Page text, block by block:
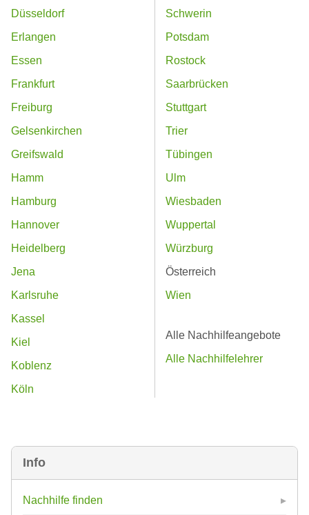
Info
Nachhilfe finden
Düsseldorf
Erlangen
Essen
Frankfurt
Freiburg
Gelsenkirchen
Greifswald
Hamm
Hamburg
Hannover
Heidelberg
Jena
Karlsruhe
Kassel
Kiel
Koblenz
Köln
Schwerin
Potsdam
Rostock
Saarbrücken
Stuttgart
Trier
Tübingen
Ulm
Wiesbaden
Wuppertal
Würzburg
Österreich
Wien
Alle Nachhilfeangebote
Alle Nachhilfelehrer